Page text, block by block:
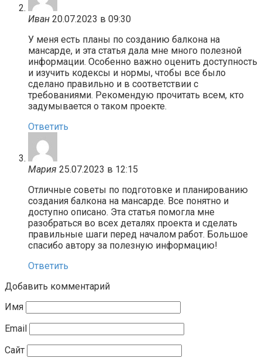
Иван 20.07.2023 в 09:30
У меня есть планы по созданию балкона на
мансарде, и эта статья дала мне много полезной
информации. Особенно важно оценить доступность
и изучить кодексы и нормы, чтобы все было
сделано правильно и в соответствии с
требованиями. Рекомендую прочитать всем, кто
задумывается о таком проекте.
Ответить
Мария 25.07.2023 в 12:15
Отличные советы по подготовке и планированию
создания балкона на мансарде. Все понятно и
доступно описано. Эта статья помогла мне
разобраться во всех деталях проекта и сделать
правильные шаги перед началом работ. Большое
спасибо автору за полезную информацию!
Ответить
Добавить комментарий
Имя
Email
Сайт